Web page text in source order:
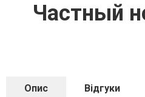
Частный
Опис Відгуки